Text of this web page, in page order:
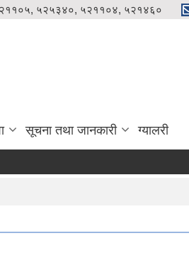
५२५३४०, ५२११०४, ५२१४६०
सूचना तथा जानकारी ग्यालरी